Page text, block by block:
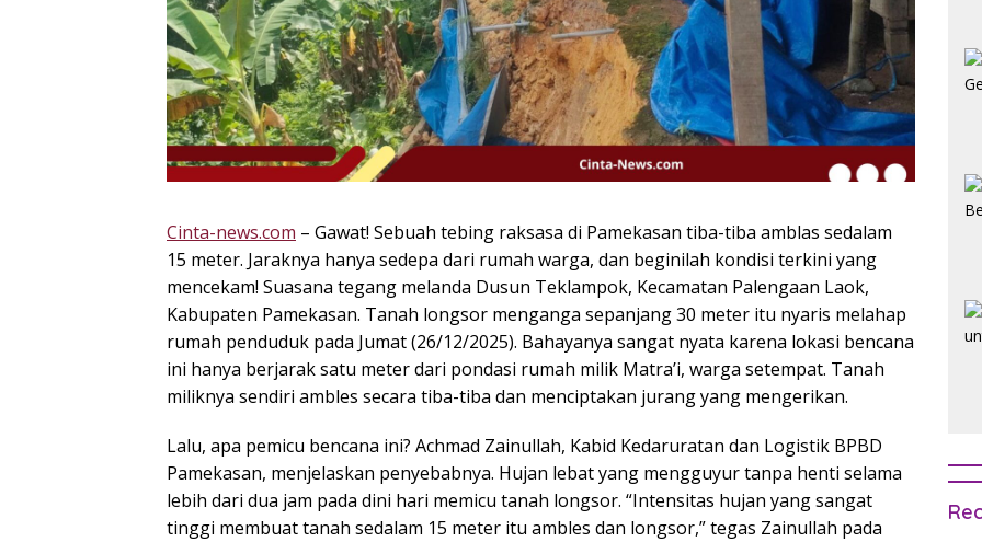
Cinta-news.com – Gawat! Sebuah tebing raksasa di Pamekasan tiba-tiba amblas sedalam
15 meter. Jaraknya hanya sedepa dari rumah warga, dan beginilah kondisi terkini yang
mencekam! Suasana tegang melanda Dusun Teklampok, Kecamatan Palengaan Laok,
Kabupaten Pamekasan. Tanah longsor menganga sepanjang 30 meter itu nyaris melahap
rumah penduduk pada Jumat (26/12/2025). Bahayanya sangat nyata karena lokasi bencana
ini hanya berjarak satu meter dari pondasi rumah milik Matra’i, warga setempat. Tanah
miliknya sendiri ambles secara tiba-tiba dan menciptakan jurang yang mengerikan.
Lalu, apa pemicu bencana ini? Achmad Zainullah, Kabid Kedaruratan dan Logistik BPBD
Pamekasan, menjelaskan penyebabnya. Hujan lebat yang mengguyur tanpa henti selama
lebih dari dua jam pada dini hari memicu tanah longsor. “Intensitas hujan yang sangat
tinggi membuat tanah sedalam 15 meter itu ambles dan longsor,” tegas Zainullah pada